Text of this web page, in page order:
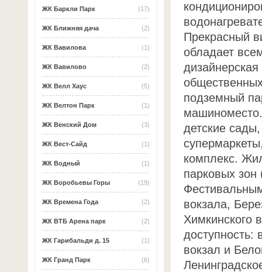
(17)
ЖК Баркли Парк
(2)
ЖК Ближняя дача
(1)
ЖК Вавилова
(2)
ЖК Вавилово
(5)
ЖК Велл Хаус
(1)
ЖК Велтон Парк
(3)
ЖК Венский Дом
(1)
ЖК Вест-Сайд
(1)
ЖК Водный
(19)
ЖК Воробьевы Горы
(2)
ЖК Времена Года
(2)
ЖК ВТБ Арена парк
(1)
ЖК Гарибальди д. 15
(6)
ЖК Гранд Парк
Прекрасный
обладает
подземный
детские
комплекс.
парковых
вокзала,
Химкинского
доступность:
вокзал и